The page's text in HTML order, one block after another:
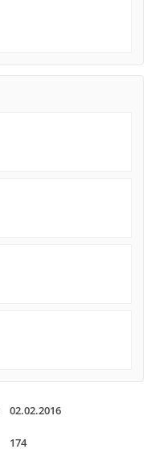
02.02.2016
174